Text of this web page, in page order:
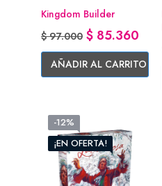
Kingdom Builder
Precio base
$ 97.000 Precio
$ 85.360
AÑADIR AL CARRITO
¡EN OFERTA!
-12%